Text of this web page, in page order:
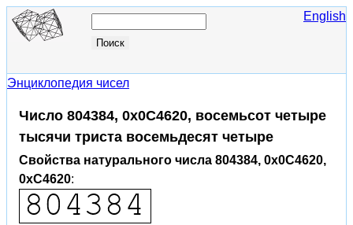
English
Энциклопедия чисел
Число 804384, 0x0C4620, восемьсот четыре
тысячи триста восемьдесят четыре
Свойства натурального числа 804384, 0x0C4620,
0xC4620: